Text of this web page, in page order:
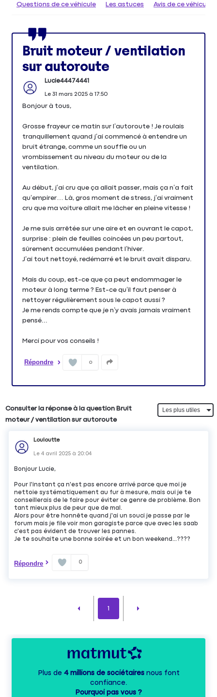
Questions de ce véhicule Les astuces Avis de ce véhicule
Bruit moteur / ventilation
sur autoroute
Lucie44474441
Le 31 mars 2025à 17:50
Bonjour à tous,
Grosse frayeur ce matin sur l’autoroute ! Je roulais
tranquillement quand j’ai commencé à entendre un
bruit étrange, comme un souffle ou un
vrombissement au niveau du moteur ou de la
ventilation.
Au début, j’ai cru que ça allait passer, mais ça n’a fait
qu’empirer… Là, gros moment de stress, j’ai vraiment
cru que ma voiture allait me lâcher en pleine vitesse !
Je me suis arrêtée sur une aire et en ouvrant le capot,
surprise : plein de feuilles coincées un peu partout,
sûrement accumulées pendant l’hiver.
J’ai tout nettoyé, redémarré et le bruit avait disparu.
Mais du coup, est-ce que ça peut endommager le
moteur à long terme ? Est-ce qu’il faut penser à
nettoyer régulièrement sous le capot aussi ?
Je me rends compte que je n’y avais jamais vraiment
pensé...
Merci pour vos conseils !
Répondre 0
Consulter la réponse à la question Bruit
moteur / ventilation sur autoroute
Louloutte
Le4 avril 2025 à 20:04
Bonjour Lucie,
Pour l'instant ça n'est pas encore arrivé parce que moi je
nettoie systématiquement au fur à mesure, mais oui je te
conseillerais de le faire pour éviter ce genre de problème. Bon
tant mieux plus de peur que de mal.
Alors pour être honnête quand j'ai un souci je passe par le
forum mais je file voir mon garagiste parce que avec les saab
c'est pas évident de trouver les pannes.
Je te souhaite une bonne soirée et un bon weekend...????
Répondre 0
1
Plus de 4 millions de sociétairesnous font
confiance.
Pourquoi pas vous ?